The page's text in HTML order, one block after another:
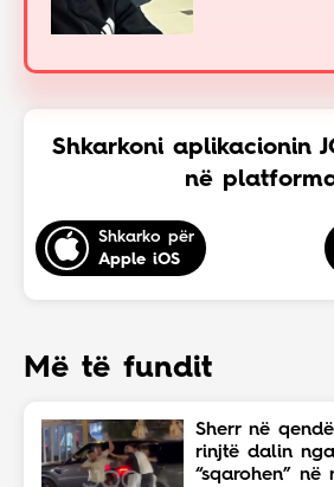
Shkarkoni aplikacionin
në
Shkarko për
Apple iOS
Më të fundit
Sherr në
rinjtë dalin
“sqarohen” në